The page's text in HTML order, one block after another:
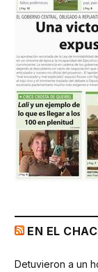
EN EL
Detuvieron a un